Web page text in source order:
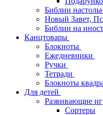
Библии
Новый Завет,
Библии на
Канцтовары
Блокноты
Ежедневники
Ручки
Тетради
Блокноты
Для детей
Развивающие
Сортеры